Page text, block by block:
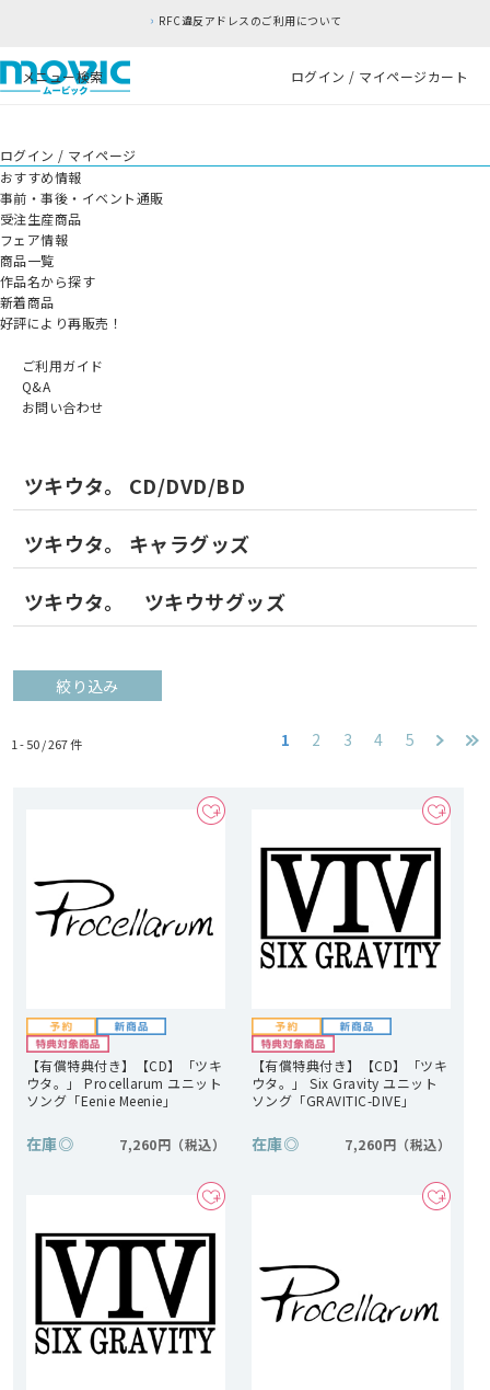
RFC違反アドレスのご利用について
メニュー検索 ログイン / マイページカート
ログイン / マイページ
おすすめ情報
事前・事後・イベント通販
受注生産商品
フェア情報
商品一覧
作品名から探す
新着商品
好評により再販売！
ご利用ガイド
Q&A
お問い合わせ
ツキウタ。 CD/DVD/BD
ツキウタ。 キャラグッズ
ツキウタ。 ツキウサグッズ
絞り込み
1 - 50 /267件 1 2 3 4 5
【有償特典付き】【CD】「ツキ
ウタ。」 Procellarum ユニット
ソング「Eenie Meenie」
在庫◎ 7,260円
【有償特典付き】【CD】「ツキ
ウタ。」 Six Gravity ユニット
ソング「GRAVITIC-DIVE」
在庫◎ 7,260円